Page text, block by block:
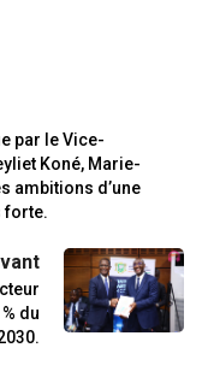
par le Vice-
Koné, Marie-
ambitions d’une
forte.
du